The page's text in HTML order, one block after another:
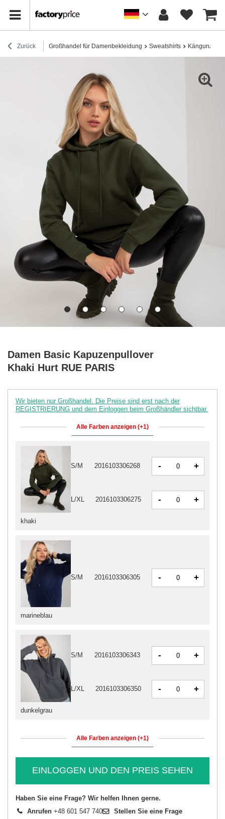
Zurück Großhandel für Damenbekleidung Sweatshirts Känguru-
Damen Basic Kapuzenpullover
Khaki Hurt RUE PARIS
Wir bieten nur Großhandel. Die Preise sind erst nach der
REGISTRIERUNG und dem Einloggen beim Großhändler sichtbar.
Alle Farben anzeigen (+1)
marineblau
S/M 2016103306305 - +
khaki
S/M 2016103306268 - +
L/XL 2016103306275 - +
dunkelgrau
S/M 2016103306343 - +
L/XL 2016103306350 - +
Alle Farben anzeigen (+1)
EINLOGGEN UND DEN PREIS SEHEN
Haben Sie eine Frage? Wir helfen Ihnen gerne.
Anrufen +48 601 547 740 Stellen Sie eine Frage